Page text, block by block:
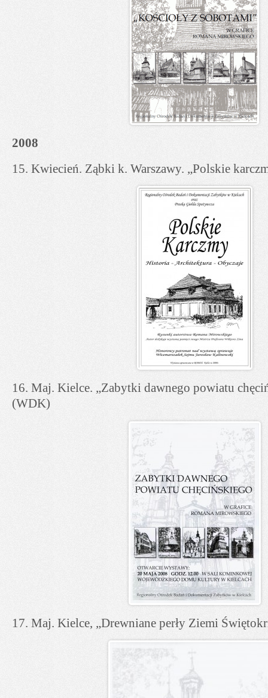
2008
15. Kwiecień. Ząbki k. Warszawy. „Polskie
16. Maj. Kielce. „Zabytki dawnego powiatu
(WDK)
17. Maj. Kielce, „Drewniane perły Ziemi